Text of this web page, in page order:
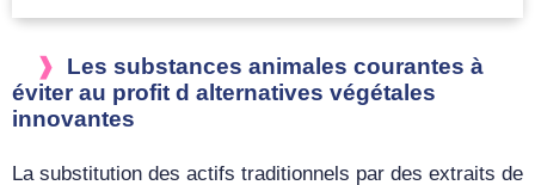
Les substances animales courantes à
éviter au profit d alternatives végétales
innovantes
La substitution des actifs traditionnels par des extraits de